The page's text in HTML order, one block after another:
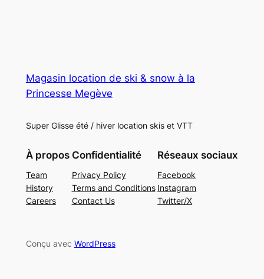
Magasin location de ski & snow à la
Princesse Megève
Super Glisse été / hiver location skis et VTT
À propos
Team
History
Careers
Confidentialité
Privacy Policy
Terms and Conditions
Contact Us
Réseaux sociaux
Facebook
Instagram
Twitter/X
Conçu avec WordPress